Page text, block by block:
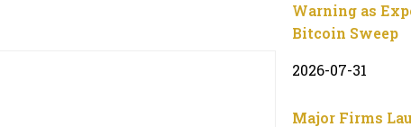
Warning as
Bitcoin Sweep
2026-07-31
Major Firms